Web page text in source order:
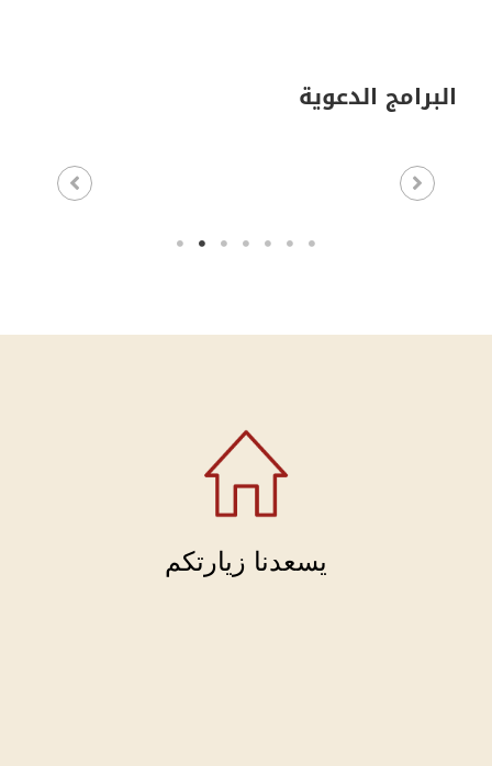
البرامج الدعوية
يسعدنا زيارتكم